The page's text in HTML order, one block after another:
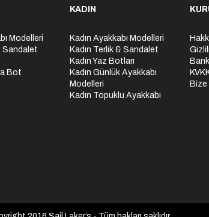
Modelleri
Sandalet
Bot
KADIN
Kadın Ayakkabı Modelleri
Kadın Terlik & Sandalet
Kadın Yaz Botları
Kadın Günlük Ayakkabı
Modelleri
Kadın Topuklu Ayakkabı
Bize